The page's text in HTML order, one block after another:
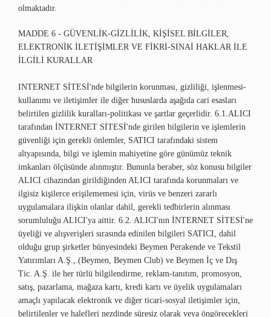
olmaktadır.
MADDE 6 - GÜVENLİK-GİZLİLİK, KİŞİSEL BİLGİLER,
ELEKTRONİK İLETİŞİMLER VE FİKRİ-SINAİ HAKLAR İLE
İLGİLİ KURALLAR
INTERNET SİTESİ'nde bilgilerin korunması, gizliliği, işlenmesi-
kullanımı ve iletişimler ile diğer hususlarda aşağıda cari esasları
belirtilen gizlilik kuralları-politikası ve şartlar geçerlidir. 6.1.ALICI
tarafından İNTERNET SİTESİ'nde girilen bilgilerin ve işlemlerin
güvenliği için gerekli önlemler, SATICI tarafındaki sistem
altyapısında, bilgi ve işlemin mahiyetine göre günümüz teknik
imkanları ölçüsünde alınmıştır. Bununla beraber, söz konusu bilgiler
ALICI cihazından girildiğinden ALICI tarafında korunmaları ve
ilgisiz kişilerce erişilememesi için, virüs ve benzeri zararlı
uygulamalara ilişkin olanlar dahil, gerekli tedbirlerin alınması
sorumluluğu ALICI'ya aittir. 6.2. ALICI'nın İNTERNET SİTESİ'ne
üyeliği ve alışverişleri sırasında edinilen bilgileri SATICI, dahil
olduğu grup şirketler bünyesindeki Beymen Perakende ve Tekstil
Yatırımları A.Ş.,.(Beymen, Beymen Club) ve Beymen İç ve Dış
Tic. A.Ş. ile her türlü bilgilendirme, reklam-tanıtım, promosyon,
satış, pazarlama, mağaza kartı, kredi kartı ve üyelik uygulamaları
amaçlı yapılacak elektronik ve diğer ticari-sosyal iletişimler için,
belirtilenler ve halefleri nezdinde süresiz olarak veya öngörecekleri